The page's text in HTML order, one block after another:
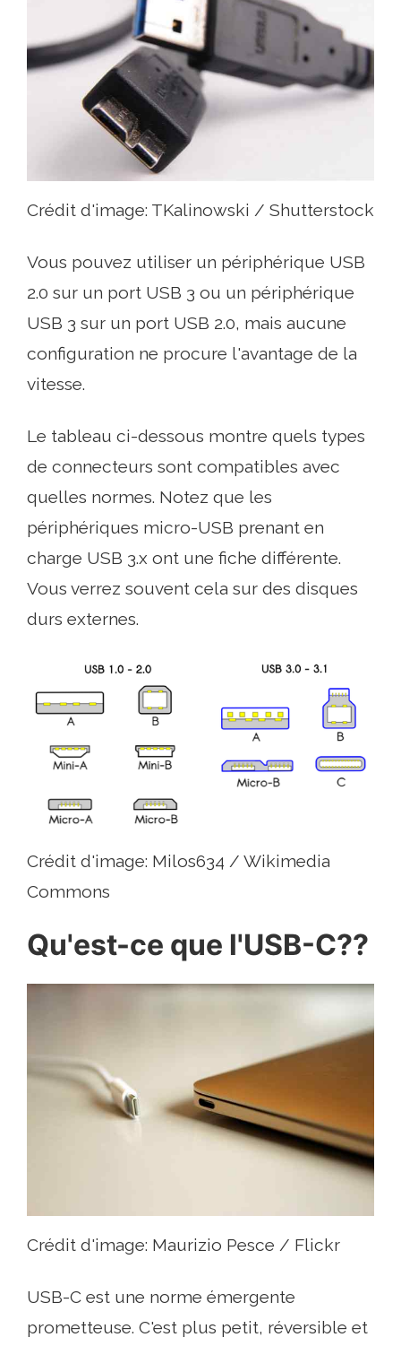
Crédit d'image: TKalinowski / Shutterstock
Vous pouvez utiliser un périphérique USB
2.0 sur un port USB 3 ou un périphérique
USB 3 sur un port USB 2.0, mais aucune
configuration ne procure l'avantage de la
vitesse.
Le tableau ci-dessous montre quels types
de connecteurs sont compatibles avec
quelles normes. Notez que les
périphériques micro-USB prenant en
charge USB 3.x ont une fiche différente.
Vous verrez souvent cela sur des disques
durs externes.
Crédit d'image: Milos634 / Wikimedia
Commons
Qu'est-ce que l'USB-C??
Crédit d'image: Maurizio Pesce / Flickr
USB-C est une norme émergente
prometteuse. C'est plus petit, réversible et